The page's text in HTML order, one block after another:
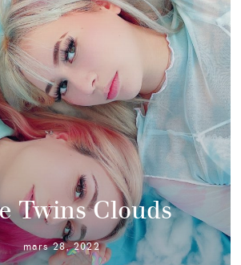
Twins Clouds
mars 28, 2022